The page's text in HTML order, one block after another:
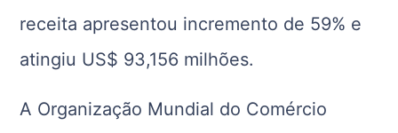
receita apresentou incremento de 59% e
atingiu US$ 93,156 milhões.
A Organização Mundial do Comércio